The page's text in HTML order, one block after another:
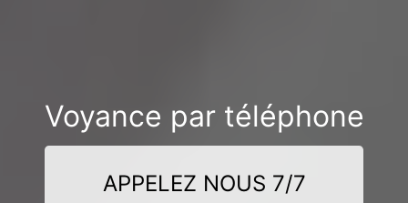
Voyance par téléphone
APPELEZ NOUS 7/7